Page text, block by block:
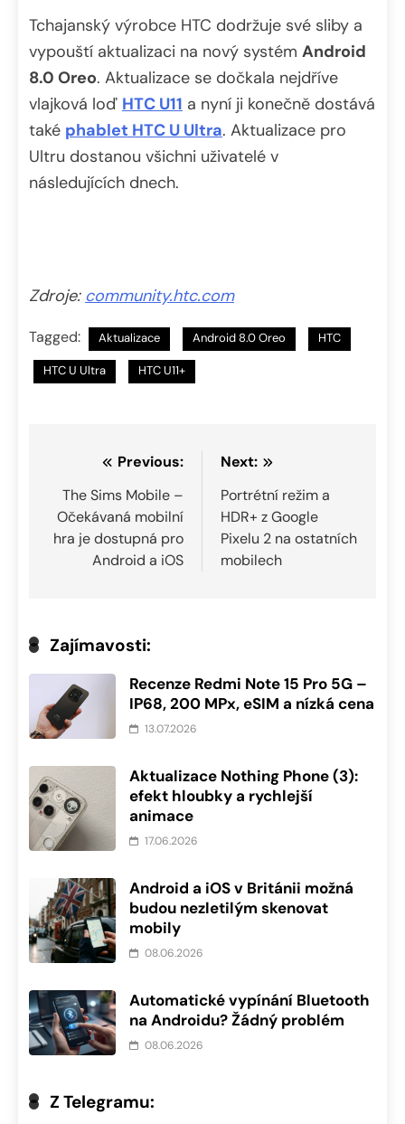
Tchajanský výrobce HTC dodržuje své sliby a
vypouští aktualizaci na nový systém Android
8.0 Oreo. Aktualizace se dočkala nejdříve
vlajková loď HTC U11 a nyní ji konečně dostává
také phablet HTC U Ultra. Aktualizace pro
Ultru dostanou všichni uživatelé v
následujících dnech.
Zdroje: community.htc.com
Tagged: Aktualizace Android 8.0 Oreo HTC
HTC U Ultra HTC U11+
Navigace
pro
příspěvek
Previous:
The Sims Mobile –
Očekávaná mobilní
hra je dostupná pro
Android a iOS
Next:
Portrétní režim a
HDR+ z Google
Pixelu 2 na ostatních
mobilech
Zajímavosti:
Recenze Redmi Note 15 Pro 5G –
IP68, 200 MPx, eSIM a nízká cena
13.07.2026
Aktualizace Nothing Phone (3):
efekt hloubky a rychlejší
animace
17.06.2026
Android a iOS v Británii možná
budou nezletilým skenovat
mobily
08.06.2026
Automatické vypínání Bluetooth
na Androidu? Žádný problém
08.06.2026
Z Telegramu: